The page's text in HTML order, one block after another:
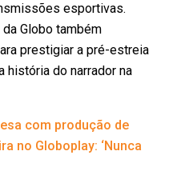
esportivas.
Globo também
prestigiar a pré-estreia
história do narrador na
com produção de
no Globoplay: ‘Nunca